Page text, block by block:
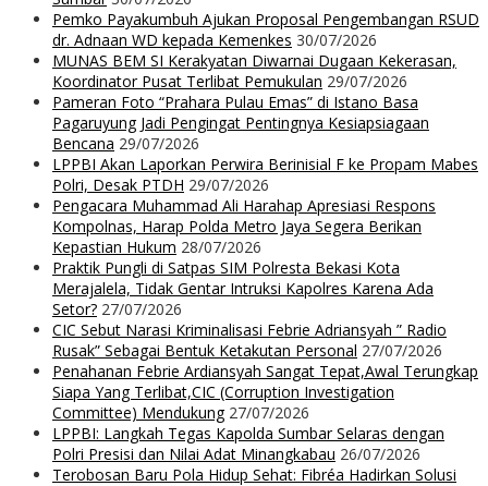
Pemko Payakumbuh Ajukan Proposal Pengembangan RSUD
dr. Adnaan WD kepada Kemenkes 30/07/2026
MUNAS BEM SI Kerakyatan Diwarnai Dugaan Kekerasan,
Koordinator Pusat Terlibat Pemukulan 29/07/2026
Pameran Foto “Prahara Pulau Emas” di Istano Basa
Pagaruyung Jadi Pengingat Pentingnya Kesiapsiagaan
Bencana 29/07/2026
LPPBI Akan Laporkan Perwira Berinisial F ke Propam Mabes
Polri, Desak PTDH 29/07/2026
Pengacara Muhammad Ali Harahap Apresiasi Respons
Kompolnas, Harap Polda Metro Jaya Segera Berikan
Kepastian Hukum 28/07/2026
Praktik Pungli di Satpas SIM Polresta Bekasi Kota
Merajalela, Tidak Gentar Intruksi Kapolres Karena Ada
Setor? 27/07/2026
CIC Sebut Narasi Kriminalisasi Febrie Adriansyah ” Radio
Rusak” Sebagai Bentuk Ketakutan Personal 27/07/2026
Penahanan Febrie Ardiansyah Sangat Tepat,Awal Terungkap
Siapa Yang Terlibat,CIC (Corruption Investigation
Committee) Mendukung 27/07/2026
LPPBI: Langkah Tegas Kapolda Sumbar Selaras dengan
Polri Presisi dan Nilai Adat Minangkabau 26/07/2026
Terobosan Baru Pola Hidup Sehat: Fibréa Hadirkan Solusi